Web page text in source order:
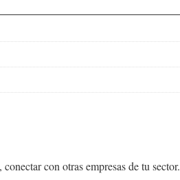
con otras empresas de tu sector.